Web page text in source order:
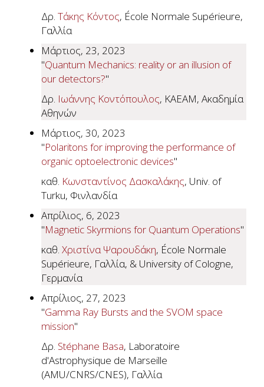
Δρ. Τάκης Κόντος, École Normale Supérieure,
Γαλλία
Μάρτιος, 23, 2023
"Quantum Mechanics: reality or an illusion of
our detectors?"
Δρ. Ιωάννης Κοντόπουλος, ΚΑΕΑΜ, Ακαδημία
Αθηνών
Μάρτιος, 30, 2023
"Polaritons for improving the performance of
organic optoelectronic devices"
καθ. Κωνσταντίνος Δασκαλάκης, Univ. of
Turku, Φινλανδία
Απρίλιος, 6, 2023
"Magnetic Skyrmions for Quantum Operations"
καθ. Χριστίνα Ψαρουδάκη, École Normale
Supérieure, Γαλλία, & University of Cologne,
Γερμανία
Απρίλιος, 27, 2023
"Gamma Ray Bursts and the SVOM space
mission"
Δρ. Stéphane Basa, Laboratoire
d'Astrophysique de Marseille
(AMU/CNRS/CNES), Γαλλία